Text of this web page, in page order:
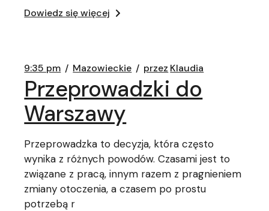
Dowiedz się więcej
9:35 pm Mazowieckie przez Klaudia
Przeprowadzki do
Warszawy
Przeprowadzka to decyzja, która często
wynika z różnych powodów. Czasami jest to
związane z pracą, innym razem z pragnieniem
zmiany otoczenia, a czasem po prostu
potrzebą r